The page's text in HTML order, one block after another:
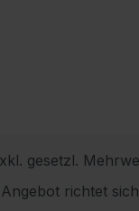
gesetzl.
richtet